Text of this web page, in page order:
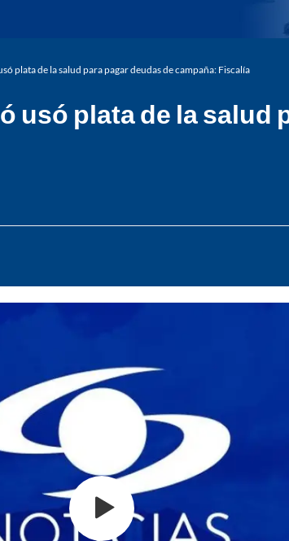
plata de la salud para pagar deudas de campaña: Fiscalía
usó plata de la salud